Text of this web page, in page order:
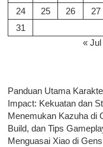
24
25 26 27
31
« Jul
Panduan Utama
Impact: Kekuatan dan
Menemukan Kazuha di
Build, dan Tips
Menguasai Xiao di